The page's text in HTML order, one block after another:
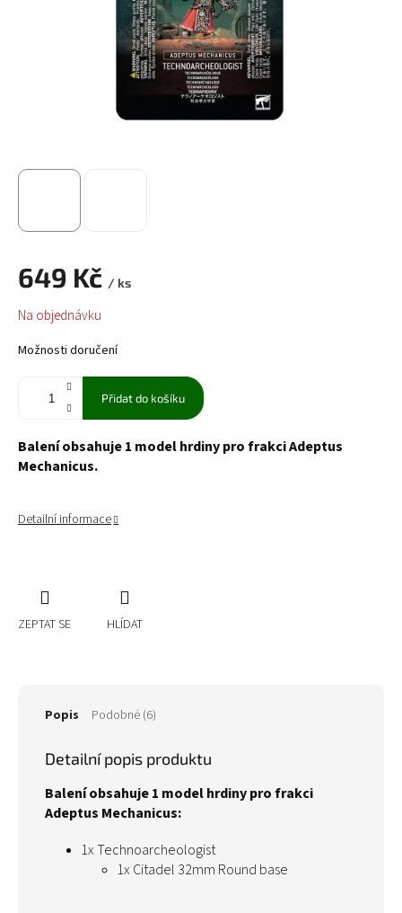
649 Kč / ks
Měrná
cena:
Na objednávku
Možnosti doručení
Přidat do košíku
Balení obsahuje 1 model hrdiny pro frakci Adeptus
Mechanicus.
Detailní informace
ZEPTAT SE HLÍDAT
Popis Podobné (6)
Detailní popis produktu
Balení obsahuje 1 model hrdiny pro frakci
Adeptus Mechanicus:
1x Technoarcheologist
1x Citadel 32mm Round base